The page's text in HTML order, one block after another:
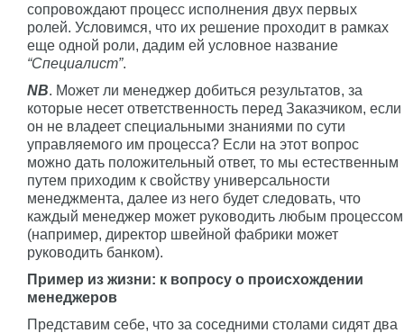
сопровождают процесс исполнения двух первых
ролей. Условимся, что их решение проходит в рамках
еще одной роли, дадим ей условное название
“Специалист”.
NB. Может ли менеджер добиться результатов, за
которые несет ответственность перед Заказчиком, если
он не владеет специальными знаниями по сути
управляемого им процесса? Если на этот вопрос
можно дать положительный ответ, то мы естественным
путем приходим к свойству универсальности
менеджмента, далее из него будет следовать, что
каждый менеджер может руководить любым процессом
(например, директор швейной фабрики может
руководить банком).
Пример из жизни: к вопросу о происхождении
менеджеров
Представим себе, что за соседними столами сидят два